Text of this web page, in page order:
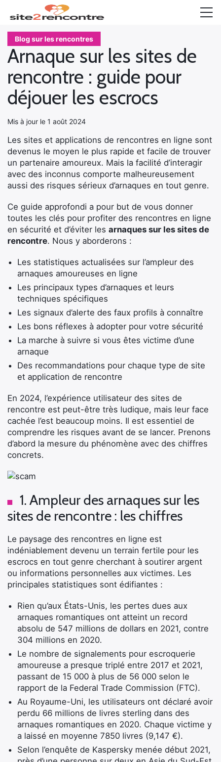
Blog sur les rencontres
Arnaque sur les sites de
rencontre : guide pour
déjouer les escrocs
Mis à jour le 1 août 2024
Les sites et applications de rencontres en ligne sont
devenus le moyen le plus rapide et facile de trouver
un partenaire amoureux. Mais la facilité d’interagir
avec des inconnus comporte malheureusement
aussi des risques sérieux d’arnaques en tout genre.
Ce guide approfondi a pour but de vous donner
toutes les clés pour profiter des rencontres en ligne
en sécurité et d’éviter les arnaques sur les sites de
rencontre. Nous y aborderons :
Les statistiques actualisées sur l’ampleur des
arnaques amoureuses en ligne
Les principaux types d’arnaques et leurs
techniques spécifiques
Les signaux d’alerte des faux profils à connaître
Les bons réflexes à adopter pour votre sécurité
La marche à suivre si vous êtes victime d’une
arnaque
Des recommandations pour chaque type de site
et application de rencontre
En 2024, l’expérience utilisateur des sites de
rencontre est peut-être très ludique, mais leur face
cachée l’est beaucoup moins. Il est essentiel de
comprendre les risques avant de se lancer. Prenons
d’abord la mesure du phénomène avec des chiffres
concrets.
1. Ampleur des arnaques sur les
sites de rencontre : les chiffres
Le paysage des rencontres en ligne est
indéniablement devenu un terrain fertile pour les
escrocs en tout genre cherchant à soutirer argent
ou informations personnelles aux victimes. Les
principales statistiques sont édifiantes :
Rien qu’aux États-Unis, les pertes dues aux
arnaques romantiques ont atteint un record
absolu de 547 millions de dollars en 2021, contre
304 millions en 2020.
Le nombre de signalements pour escroquerie
amoureuse a presque triplé entre 2017 et 2021,
passant de 15 000 à plus de 56 000 selon le
rapport de la Federal Trade Commission (FTC).
Au Royaume-Uni, les utilisateurs ont déclaré avoir
perdu 66 millions de livres sterling dans des
arnaques romantiques en 2020. Chaque victime y
a laissé en moyenne 7850 livres (9,147 €).
Selon l’enquête de Kaspersky menée début 2021,
Accueil
TOP 10
Rencontre coquine
Rencontre senior
Les tests
Blog sur les rencontres